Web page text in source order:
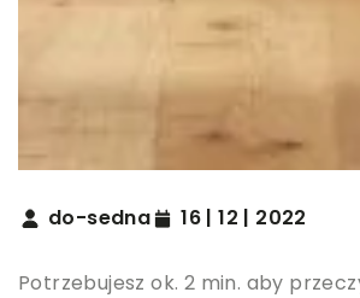
do-sedna 16 | 12 | 2022
Potrzebujesz ok. 2 min. aby